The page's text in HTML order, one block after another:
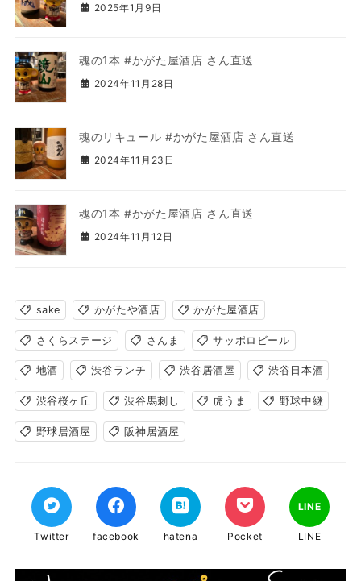
2025年1月9日
魂の1本 #かがた屋酒店 さん直送
2024年11月28日
魂のリキュール #かがた屋酒店 さん直送
2024年11月23日
魂の1本 #かがた屋酒店 さん直送
2024年11月12日
sake かがたや酒店 かがた屋酒店
さくらステージ さんま サッポロビール
地酒 渋谷ランチ 渋谷居酒屋 渋谷日本酒
渋谷桜ヶ丘 渋谷馬刺し 虎うま 野球中継
野球居酒屋 阪神居酒屋
Twitter facebook hatena Pocket
LINE
LINE